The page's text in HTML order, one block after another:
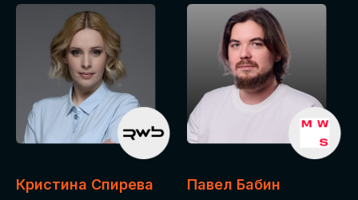
Кристина Спирева Павел Бабин